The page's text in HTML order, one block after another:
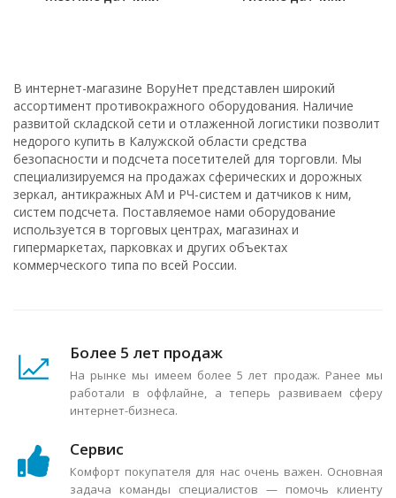
В интернет-магазине ВоруНет представлен широкий
ассортимент противокражного оборудования. Наличие
развитой складской сети и отлаженной логистики позволит
недорого купить в Калужской области средства
безопасности и подсчета посетителей для торговли. Мы
специализируемся на продажах сферических и дорожных
зеркал, антикражных АМ и РЧ-систем и датчиков к ним,
систем подсчета. Поставляемое нами оборудование
используется в торговых центрах, магазинах и
гипермаркетах, парковках и других объектах
коммерческого типа по всей России.
Более 5 лет продаж
На рынке мы имеем более 5 лет продаж. Ранее мы
работали в оффлайне, а теперь развиваем сферу
интернет-бизнеса.
Сервис
Комфорт покупателя для нас очень важен. Основная
задача команды специалистов — помочь клиенту